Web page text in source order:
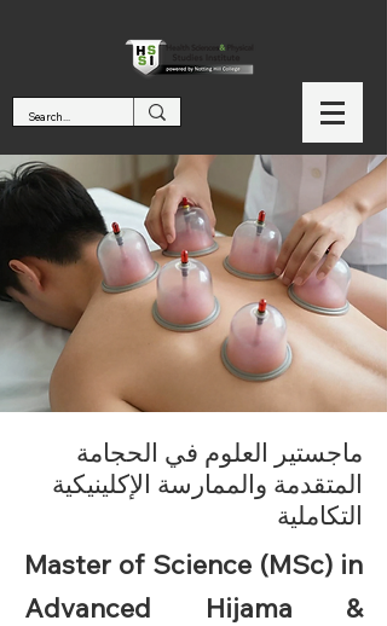
ماجستير العلوم في الحجامة
المتقدمة والممارسة الإكلينيكية
التكاملية
Master of Science (MSc) in
Advanced Hijama &